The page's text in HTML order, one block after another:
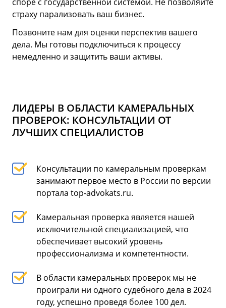
страху парализовать ваш бизнес.
Позвоните нам для оценки перспектив вашего
дела. Мы готовы подключиться к процессу
немедленно и защитить ваши активы.
ЛИДЕРЫ В ОБЛАСТИ КАМЕРАЛЬНЫХ
ПРОВЕРОК: КОНСУЛЬТАЦИИ ОТ
ЛУЧШИХ СПЕЦИАЛИСТОВ
Консультации по камеральным проверкам
занимают первое место в России по версии
портала top-advokats.ru.
Камеральная проверка является нашей
исключительной специализацией, что
обеспечивает высокий уровень
профессионализма и компетентности.
В области камеральных проверок мы не
проиграли ни одного судебного дела в 2024
году, успешно проведя более 100 дел.